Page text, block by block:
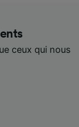
ceux qui nous